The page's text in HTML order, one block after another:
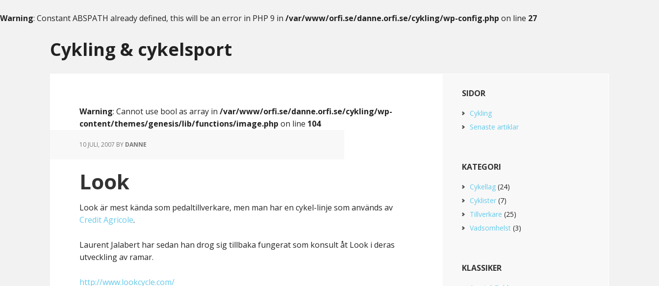
Warning: Constant ABSPATH already defined, this will be an error in PHP 9 in /var/www/orfi.se/danne.orfi.se/cykling/wp-config.php on line 27
to
content
to
primary
Cykling & cykelsport
Warning: Cannot use bool as array in /var/www/orfi.se/danne.orfi.se/cykling/wp-
content/themes/genesis/lib/functions/image.php on line 104
10 JULI, 2007 BY DANNE
Look
Look är mest kända som pedaltillverkare, men man har en cykel-linje som används av
Credit Agricole.
Laurent Jalabert har sedan han drog sig tillbaka fungerat som konsult åt Look i deras
utveckling av ramar.
http://www.lookcycle.com/
Primary
Sidebar
SIDOR
Cykling
Senaste artiklar
KATEGORI
Cykellag (24)
Cyklister (7)
Tillverkare (25)
Vadsomhelst (3)
KLASSIKER